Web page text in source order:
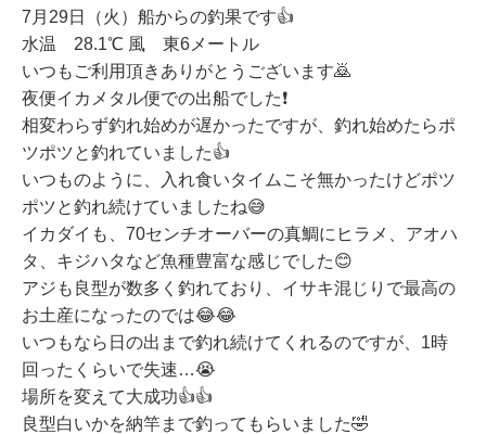
7月29日（火）船からの釣果です👍
水温 28.1℃ 風 東6メートル
いつもご利用頂きありがとうございます🙇
夜便イカメタル便での出船でした❗️
相変わらず釣れ始めが遅かったですが、釣れ始めたらポ
ツポツと釣れていました👍
いつものように、入れ食いタイムこそ無かったけどポツ
ポツと釣れ続けていましたね😅
イカダイも、70センチオーバーの真鯛にヒラメ、アオハ
タ、キジハタなど魚種豊富な感じでした😊
アジも良型が数多く釣れており、イサキ混じりで最高の
お土産になったのでは😂😂
いつもなら日の出まで釣れ続けてくれるのですが、1時
回ったくらいで失速…😭
場所を変えて大成功👍👍
良型白いかを納竿まで釣ってもらいました🤣